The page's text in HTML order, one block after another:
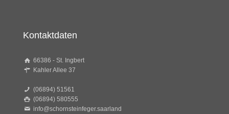
Kontaktdaten
66386 - St. Ingbert
Kahler Allee 37
(06894) 51561
(06894) 580555
info@schornsteinfeger.saarland